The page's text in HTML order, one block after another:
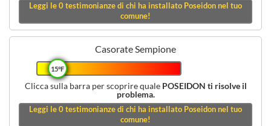
Leggi le0testimonianze di chi ha installato Poseidon nel tuo
comune!
Casorate Sempione
15°F
Clicca sulla barra per scoprire quale POSEIDON ti risolve il
problema.
Leggi le0testimonianze di chi ha installato Poseidon nel tuo
comune!